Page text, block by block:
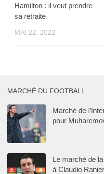
Hamilton : il veut prendre
sa retraite
MAI 22, 2022
MARCHÉ DU FOOTBALL
Marché de
pour
Le marché de
à Claudio